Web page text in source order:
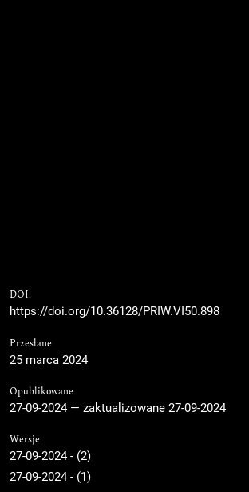
DOI:
https://doi.org/10.36128/PRIW.VI50.898
Przesłane
25 marca 2024
Opublikowane
27-09-2024 — zaktualizowane 27-09-2024
Wersje
27-09-2024 - (2)
27-09-2024 - (1)